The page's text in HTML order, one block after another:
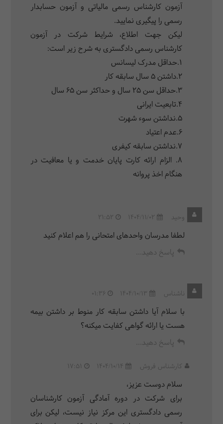
آزمون کارشناس رسمی مالیاتی و آزمون حسابدار
رسمی را پیگیری نمایید.
لیکن جهت اطلاع، شرایط شرکت در آزمون
کارشناس رسمی دادگستری به شرح زیر است:
1.حداقل مدرک لیسانس
2.داشتن 5 سال سابقه کار
3.حداقل سن 25 سال و حداکثر سن 65 سال
4.تابعیت ایرانی
5.نداشتن سوء شهرت
6.عدم اعتیاد
7.نداشتن سابقه کیفری
8. الزام ارائه کارت پایان خدمت و یا معافیت در
هنگام اخذ پروانه
وحید 1404/11/02
21:52
لطفا مدرسان واحدهای امتحانی را هم اعلام کنید
پاسخ دهید...
ناشناس 1404/10/13
01:36
با سلام آیا داشتن سابقه کار منوط بر داشتن بیمه
هست یا ارائه گواهی کفایت میکنه؟
پاسخ دهید...
کارشناس فروش 1404/10/14
17:51
سلام دوست عزیز،
برای شرکت در دوره آمادگی آزمون کارشناسان
رسمی دادگستری این مرکز نیاز نیست، لیکن برای